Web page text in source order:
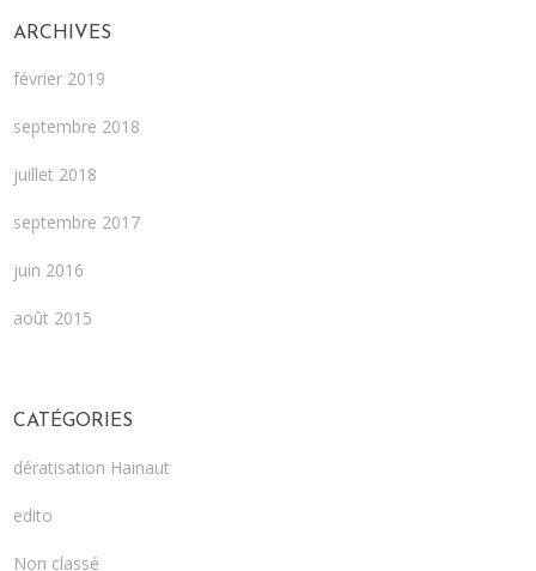
ARCHIVES
février 2019
septembre 2018
juillet 2018
septembre 2017
juin 2016
août 2015
CATÉGORIES
dératisation Hainaut
edito
Non classé